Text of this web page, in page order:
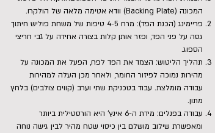
המכונה (Backing Plate) וודא אטימה מלאה של הולקרו.
פריימינג (הכנת הפד): מרח 4-5 טיפות של משחת פוליש חיתוך
גסה על פני הפד, ופזר אותן קלות בצורה אחידה על גבי חריצי
הספוג.
תהליך הליטוש: הצמד את הפד לפח, הפעל את המכונה על
מהירות נמוכה לפיזור החומר, ולאחר מכן העלה למהירות
עבודה מומלצת. עבוד בטכניקת שתי וערב (קווים צולבים) בלחץ
מתון.
עבודה בפנלים: מידת ה-6 אינץ' היא הורסטילית ביותר
ומאפשרת שילוב מושלם בין כיסוי שטח מהיר לבין גישה נוחה